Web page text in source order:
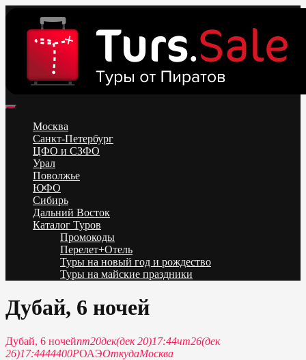
content
Низкие цены на путевки 3-7-10 ночей все включено, отдых на
море. Распродажа экскурсионных и горнолыжных туров.
Обновление каждый день. Официальный сайт Тур Сейл
Москва
Санкт-Петербург
ЦФО и СЗФО
Урал
Поволжье
ЮФО
Сибирь
Дальний Восток
Каталог Туров
Промокоды
Перелет+Отель
Туры на новый год и рождество
Туры на майские праздники
Telegram
Дубай, 6 ночей
Дубай, 6 ночейпт20дек(дек 20)17:44чт26(дек
26)17:4444400РОАЭОткудаМосква